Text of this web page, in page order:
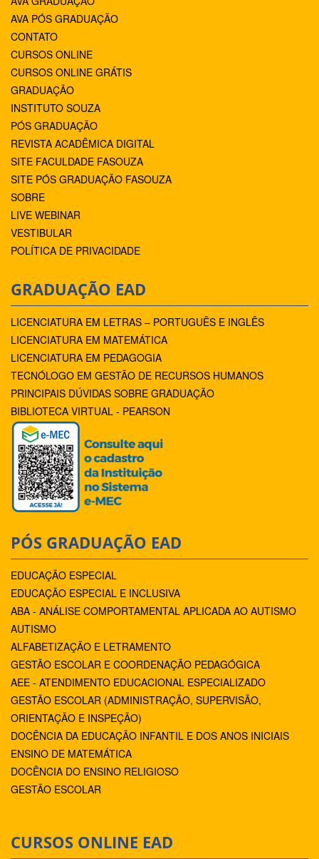
AVA PÓS GRADUAÇÃO
CONTATO
CURSOS ONLINE
CURSOS ONLINE GRÁTIS
GRADUAÇÃO
INSTITUTO SOUZA
PÓS GRADUAÇÃO
REVISTA ACADÊMICA DIGITAL
SITE FACULDADE FASOUZA
SITE PÓS GRADUAÇÃO FASOUZA
SOBRE
LIVE WEBINAR
VESTIBULAR
POLÍTICA DE PRIVACIDADE
GRADUAÇÃO EAD
LICENCIATURA EM LETRAS – PORTUGUÊS E INGLÊS
LICENCIATURA EM MATEMÁTICA
LICENCIATURA EM PEDAGOGIA
TECNÓLOGO EM GESTÃO DE RECURSOS HUMANOS
PRINCIPAIS DÚVIDAS SOBRE GRADUAÇÃO
BIBLIOTECA VIRTUAL - PEARSON
PÓS GRADUAÇÃO EAD
EDUCAÇÃO ESPECIAL
EDUCAÇÃO ESPECIAL E INCLUSIVA
ABA - ANÁLISE COMPORTAMENTAL APLICADA AO AUTISMO
AUTISMO
ALFABETIZAÇÃO E LETRAMENTO
GESTÃO ESCOLAR E COORDENAÇÃO PEDAGÓGICA
AEE - ATENDIMENTO EDUCACIONAL ESPECIALIZADO
GESTÃO ESCOLAR (ADMINISTRAÇÃO, SUPERVISÃO,
ORIENTAÇÃO E INSPEÇÃO)
DOCÊNCIA DA EDUCAÇÃO INFANTIL E DOS ANOS INICIAIS
ENSINO DE MATEMÁTICA
DOCÊNCIA DO ENSINO RELIGIOSO
GESTÃO ESCOLAR
CURSOS ONLINE EAD